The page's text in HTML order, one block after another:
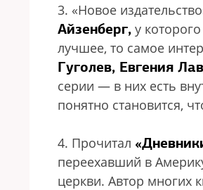
3. «Новое
Айзенберг, у
лучшее, то самое
Гуголев, Евгения
серии — в них есть
понятно становится,
4. Прочитал
переехавший в
церкви. Автор многих